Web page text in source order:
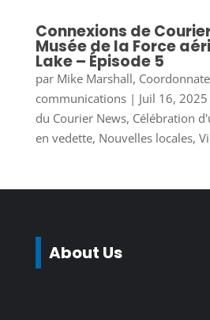
Connexions de
Musée de la Force
Lake – Épisode 5
par Mike Marshall,
communications| Juil 16, 2025
du Courier News, Célébration
en vedette, Nouvelles locales,
About Us